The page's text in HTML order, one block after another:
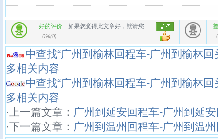
好的评价 如果您觉得此文章好，就请您
0%(0)
中查找“广州到榆林回程车-广州到榆林
多相关内容
中查找“广州到榆林回程车-广州到榆林
多相关内容
·上一篇文章： 广州到延安回程车-广州到延
·下一篇文章： 广州到温州回程车-广州到温